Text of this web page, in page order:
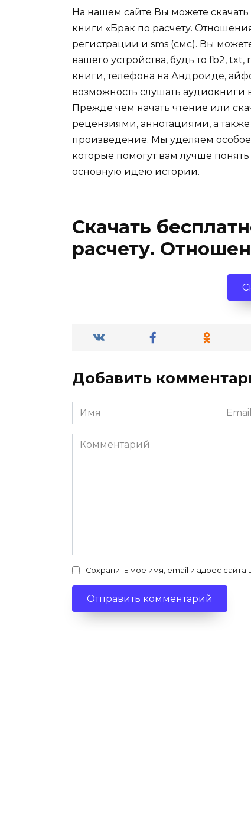
На нашем сайте Вы можете
книги «Брак по расчету.
регистрации и sms (смс). Вы
вашего устройства, будь то fb2,
книги, телефона на Андроиде,
возможность слушать аудиокниги
Прежде чем начать чтение или
рецензиями, аннотациями, а
произведение. Мы уделяем
которые помогут вам лучше
основную идею истории.
Скачать
расчету.
Добавить
Имя
*
Email
*
Комментарий
Сохранить моё имя, email и адрес